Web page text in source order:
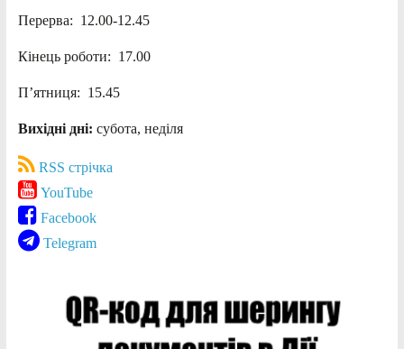
Перерва: 12.00-12.45
Кінець роботи: 17.00
П’ятниця: 15.45
Вихідні дні: субота, неділя
RSS стрічка
YouTube
Facebook
Telegram